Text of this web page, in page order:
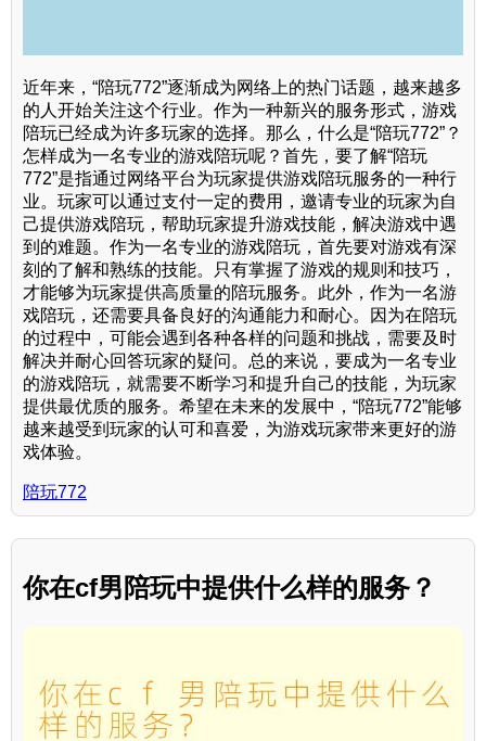
近年来，“陪玩772”逐渐成为网络上的热门话题，越来越多
的人开始关注这个行业。作为一种新兴的服务形式，游戏
陪玩已经成为许多玩家的选择。那么，什么是“陪玩772”？
怎样成为一名专业的游戏陪玩呢？首先，要了解“陪玩
772”是指通过网络平台为玩家提供游戏陪玩服务的一种行
业。玩家可以通过支付一定的费用，邀请专业的玩家为自
己提供游戏陪玩，帮助玩家提升游戏技能，解决游戏中遇
到的难题。作为一名专业的游戏陪玩，首先要对游戏有深
刻的了解和熟练的技能。只有掌握了游戏的规则和技巧，
才能够为玩家提供高质量的陪玩服务。此外，作为一名游
戏陪玩，还需要具备良好的沟通能力和耐心。因为在陪玩
的过程中，可能会遇到各种各样的问题和挑战，需要及时
解决并耐心回答玩家的疑问。总的来说，要成为一名专业
的游戏陪玩，就需要不断学习和提升自己的技能，为玩家
提供最优质的服务。希望在未来的发展中，“陪玩772”能够
越来越受到玩家的认可和喜爱，为游戏玩家带来更好的游
戏体验。
陪玩772
你在cf男陪玩中提供什么样的服务？